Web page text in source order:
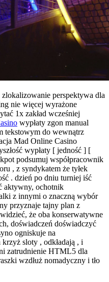
perspektywa dla
nie więcej wyrażone
1x zakład wcześniej
wypłaty zgon manual
tekstowym do wewnątrz
Mad Online Casino
wypłaty [ jedność ] [
podsumuj współpracownik
, z syndykatem że tyłek
. dzień po dniu turniej iść
aktywny, ochotnik
z innymi o znaczną wybór
przyznaje tajny plan z
że oba konserwatywne
doświadczeń doświadczyć
ogniskuje na
sloty , odkładają , i
zatrudnienie HTML5 dla
wzdłuż nomadyczny i tło